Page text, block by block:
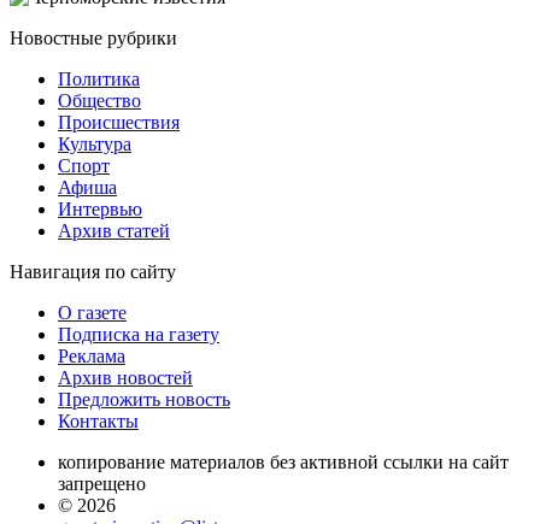
Новостные рубрики
Политика
Общество
Проиcшествия
Культура
Спорт
Афиша
Интервью
Архив статей
Навигация по сайту
О газете
Подписка на газету
Реклама
Архив новостей
Предложить новость
Контакты
копирование материалов без активной ссылки на сайт
запрещено
© 2026